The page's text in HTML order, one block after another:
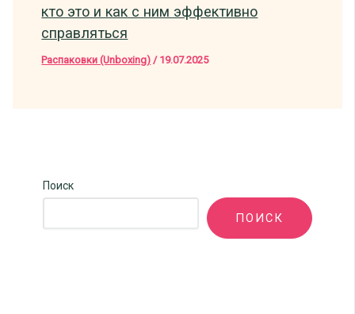
кто это и как с ним эффективно
справляться
Распаковки (Unboxing) / 19.07.2025
Поиск
ПОИСК